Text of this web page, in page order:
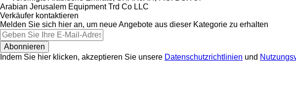
Arabian Jerusalem Equipment Trd Co LLC
Verkäufer kontaktieren
Melden Sie sich hier an, um neue Angebote aus dieser Kategorie zu erhalten
Abonnieren
Indem Sie hier klicken, akzeptieren Sie unsere Datenschutzrichtlinien und